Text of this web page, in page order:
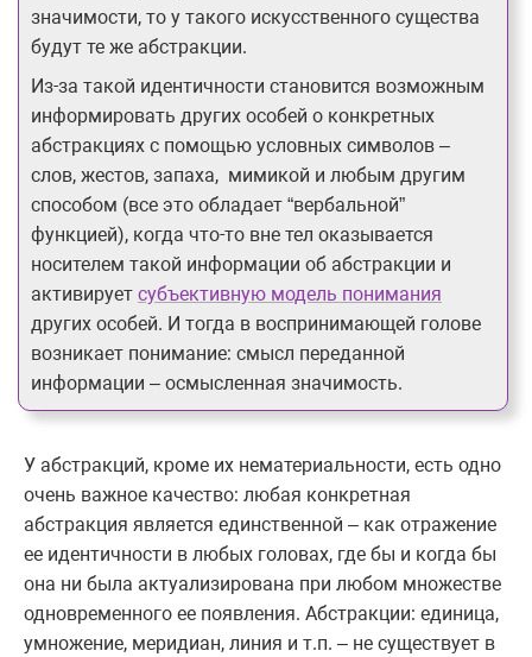
значимости, то у такого искусственного существа
будут те же абстракции.
Из-за такой идентичности становится возможным
информировать других особей о конкретных
абстракциях с помощью условных символов –
слов, жестов, запаха, мимикой и любым другим
способом (все это обладает “вербальной”
функцией), когда что-то вне тел оказывается
носителем такой информации об абстракции и
активирует субъективную модель понимания
других особей. И тогда в воспринимающей голове
возникает понимание: смысл переданной
информации – осмысленная значимость.
У абстракций, кроме их нематериальности, есть одно
очень важное качество: любая конкретная
абстракция является единственной – как отражение
ее идентичности в любых головах, где бы и когда бы
она ни была актуализирована при любом множестве
одновременного ее появления. Абстракции: единица,
умножение, меридиан, линия и т.п. – не существует в